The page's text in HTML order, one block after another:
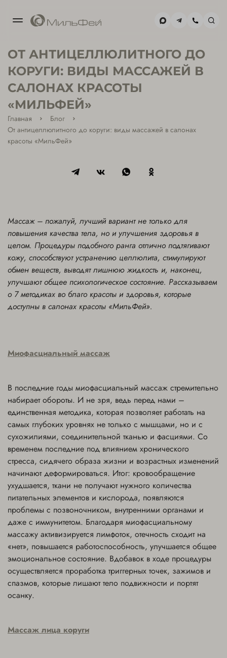
СИТИ
+7(495) 477-59-02
ОТ АНТИЦЕЛЛЮЛИТНОГО ДО
КОРУГИ: ВИДЫ МАССАЖЕЙ В
САЛОНАХ КРАСОТЫ
«МИЛЬФЕЙ»
Главная
Блог
От антицеллюлитного до коруги: виды массажей в салонах
красоты «МильФей»
Массаж – пожалуй, лучший вариант не только для
повышения качества тела, но и улучшения здоровья в
целом. Процедуры подобного ранга отлично подтягивают
кожу, способствуют устранению целлюлита, стимулируют
обмен веществ, выводят лишнюю жидкость и, наконец,
улучшают общее психологическое состояние. Рассказываем
о 7 методиках во благо красоты и здоровья, которые
доступны в салонах красоты «МильФей».
Миофасциальный массаж
В последние годы миофасциальный массаж стремительно
набирает обороты. И не зря, ведь перед нами –
единственная методика, которая позволяет работать на
самых глубоких уровнях не только с мышцами, но и с
сухожилиями, соединительной тканью и фасциями. Со
временем последние под влиянием хронического
стресса, сидячего образа жизни и возрастных изменений
начинают деформироваться. Итог: кровообращение
ухудшается, ткани не получают нужного количества
питательных элементов и кислорода, появляются
проблемы с позвоночником, внутренними органами и
даже с иммунитетом. Благодаря миофасциальному
массажу активизируется лимфоток, отечность сходит на
«нет», повышается работоспособность, улучшается общее
эмоциональное состояние. Вдобавок в ходе процедуры
осуществляется проработка триггерных точек, зажимов и
спазмов, которые лишают тело подвижности и портят
осанку.
Массаж лица коруги